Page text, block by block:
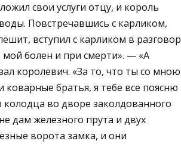
свои услуги отцу, и король
Повстречавшись с карликом,
вступил с карликом в разговор
болен и при смерти». — «А
королевич. «За то, что ты со мною
коварные братья, я тебе все поясню
колодца во дворе заколдованного
дам железного прута и двух
ворота замка, и они